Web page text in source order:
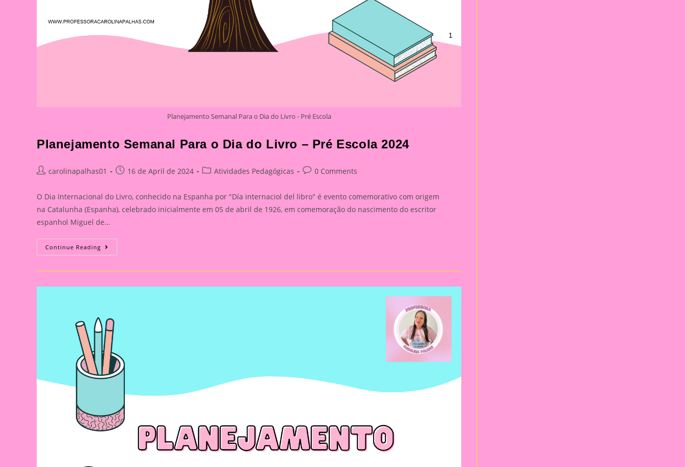
Planejamento Semanal Para o Dia do Livro - Pré Escola
Planejamento Semanal Para o Dia do Livro – Pré Escola 2024
Postcarolinapalhas01
Post16 de April de 2024
PostAtividades Pedagógicas
Post0 Comments
O Dia Internacional do Livro, conhecido na Espanha por "Día internaciol del libro" é evento comemorativo com origem
na Catalunha (Espanha), celebrado inicialmente em 05 de abril de 1926, em comemoração do nascimento do escritor
espanhol Miguel de…
Continue Reading Planejamento
Semanal
Livro
2024